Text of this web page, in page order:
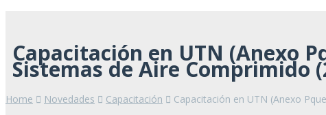
Capacitación en UTN (Anexo
Sistemas de Aire Comprimido
Home Novedades Capacitación Capacitación en UTN (Anexo